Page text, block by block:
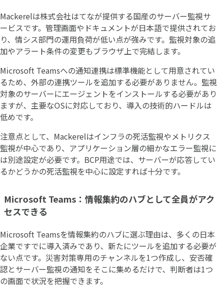
Mackerelは株式会社はてなが提供する国産のサーバー監視サ
ービスです。管理画面やドキュメントが日本語で提供されてお
り、情シス部門の運用負荷が低い点が強みです。監視対象の追
加やアラート条件の変更もブラウザ上で完結します。
Microsoft Teamsへの通知連携は標準機能として用意されてい
るため、外部の連携ツールを追加する必要がありません。監視
対象のサーバーにエージェントをインストールする必要があり
ますが、主要なOSに対応しており、導入の技術的ハードルは
低めです。
注意点として、Mackerelはインフラの死活監視やメトリクス
監視が中心であり、アプリケーション層の細かなエラー監視に
は別途設定が必要です。BCP用途では、サーバーが応答してい
るかどうかの死活監視を中心に設定すれば十分です。
Microsoft Teams：情報集約のハブとして全員がアク
セスできる
Microsoft Teamsを情報集約のハブに選ぶ理由は、多くの日本
企業ですでに導入済みであり、新たにツールを追加する必要が
ない点です。災害対策専用のチャンネルを1つ作成し、安否確
認とサーバー監視の通知をそこに集めるだけで、判断者は1つ
の画面で状況を把握できます。